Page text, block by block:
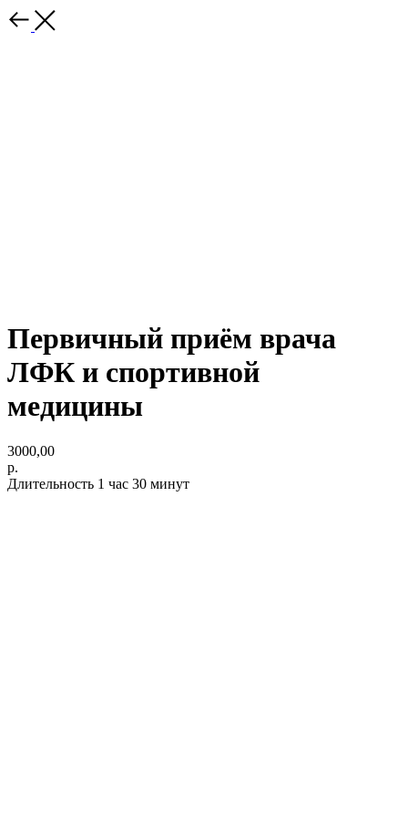
Первичный приём врача
ЛФК и спортивной
медицины
3000,00
р.
Длительность 1 час 30 минут